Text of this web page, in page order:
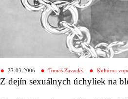
27-03-2006 Tomáš Zavacký Kultúrna
Z dejín sexuálnych úchyliek na